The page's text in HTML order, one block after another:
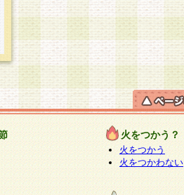
火をつかう？
火をつかう
火をつかわない